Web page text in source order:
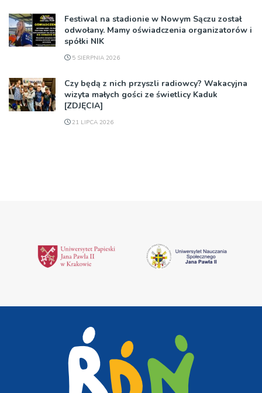
Festiwal na stadionie w Nowym Sączu został
odwołany. Mamy oświadczenia organizatorów i
spółki NIK
5 SIERPNIA 2026
Czy będą z nich przyszli radiowcy? Wakacyjna
wizyta małych gości ze świetlicy Kaduk
[ZDJĘCIA]
21 LIPCA 2026